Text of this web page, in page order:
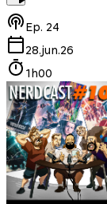
Ep. 24
28.jun.26
1h00